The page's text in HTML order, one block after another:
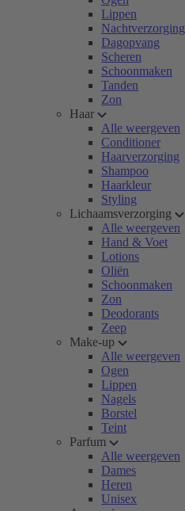
Lippen
Nachtverzorging
Dagopvang
Scheren
Schoonmaken
Tanden
Zon
Haar
Alle weergeven
Conditioner
Haarverzorging
Shampoo
Haarkleur
Styling
Lichaamsverzorging
Alle weergeven
Hand & Voet
Lotions
Oliën
Schoonmaken
Zon
Deodorants
Zeep
Make-up
Alle weergeven
Ogen
Lippen
Nagels
Borstel
Teint
Parfum
Alle weergeven
Dames
Heren
Unisex